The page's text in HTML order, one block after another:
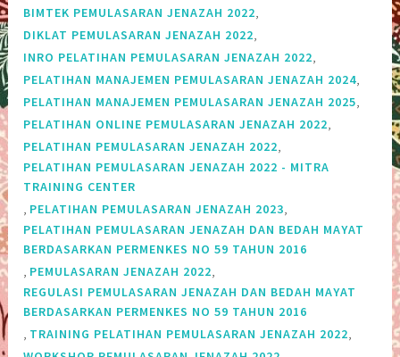
BIMTEK PEMULASARAN JENAZAH 2022,
DIKLAT PEMULASARAN JENAZAH 2022,
INRO PELATIHAN PEMULASARAN JENAZAH 2022,
PELATIHAN MANAJEMEN PEMULASARAN JENAZAH 2024,
PELATIHAN MANAJEMEN PEMULASARAN JENAZAH 2025,
PELATIHAN ONLINE PEMULASARAN JENAZAH 2022,
PELATIHAN PEMULASARAN JENAZAH 2022,
PELATIHAN PEMULASARAN JENAZAH 2022 - MITRA
TRAINING CENTER
, PELATIHAN PEMULASARAN JENAZAH 2023,
PELATIHAN PEMULASARAN JENAZAH DAN BEDAH MAYAT
BERDASARKAN PERMENKES NO 59 TAHUN 2016
, PEMULASARAN JENAZAH 2022,
REGULASI PEMULASARAN JENAZAH DAN BEDAH MAYAT
BERDASARKAN PERMENKES NO 59 TAHUN 2016
, TRAINING PELATIHAN PEMULASARAN JENAZAH 2022,